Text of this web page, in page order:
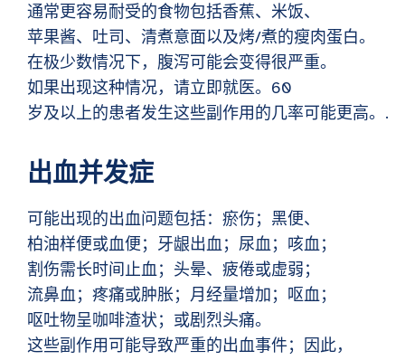
通常更容易耐受的食物包括香蕉、米饭、
苹果酱、吐司、清煮意面以及烤/煮的瘦肉蛋白。
在极少数情况下，腹泻可能会变得很严重。
如果出现这种情况，请立即就医。60
岁及以上的患者发生这些副作用的几率可能更高。.
出血并发症
可能出现的出血问题包括：瘀伤；黑便、
柏油样便或血便；牙龈出血；尿血；咳血；
割伤需长时间止血；头晕、疲倦或虚弱；
流鼻血；疼痛或肿胀；月经量增加；呕血；
呕吐物呈咖啡渣状；或剧烈头痛。
这些副作用可能导致严重的出血事件；因此，